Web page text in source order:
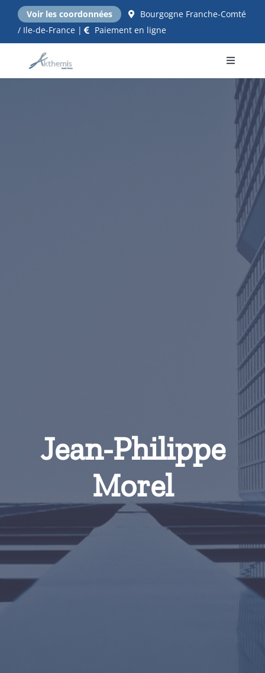
Passer
contenu
Voir les coordonnées
Bourgogne Franche-Comté
/ Ile-de-France |
Paiement en ligne
Toggle
Jean-Philippe
Morel